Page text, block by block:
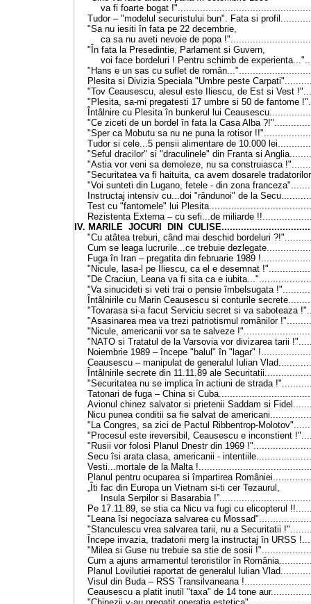
va fi foarte bogat
Tudor –"modelul securistului bun". Fata si
"Sa nu iesiti în fata pe 22 decembrie,
ca sa nu aveti nevoie de popa
"În fata la Presedintie, Parlament si Guvern,
voi face bordeluri ! Pentru schimb de
"Hans e un sas cu suflet de
Plesita si Divizia Speciala "Umbre peste
"Tov Ceausescu, alesul este Iliescu, de Est si Vest
"Plesita, sa-mi pregatesti 17 umbre si 50 de fantome
Întâlnire cu Plesita în bunkerul lui
"Ce ziceti de un bordel în fata la Casa Alba
"Sper ca Mobutu sa nu ne puna la rotisor
Tudor si cele...5 pensii alimentare de 10.000
"Seful dracilor" si "draculinele" din Franta si
"Astia vor veni sa demoleze, nu sa construiasca
"Securitatea va fi haituita, ca avem dosarele
"Voi sunteti din Lugano, fetele - din zona
Instructaj intensiv cu...doi "rândunoi" de la
Test cu "fantomele" lui
Rezistenta Externa –cu sefi...de miliarde
IV. MARILE JOCURI DIN
"Cu atâtea treburi, când mai deschid bordeluri
Cum se leaga lucrurile...ce trebuie
Fuga în Iran –pregatita din februarie 1989
"Nicule, lasa-l pe Iliescu, ca el e desemnat !"
"De Craciun, Leana va fi sita ca e iubita..."
"Va sinucideti si veti trai o pensie îmbelsugata !"
Întâlnirile cu Marin Ceausescu si conturile
"Tovarasa si-a facut Serviciu secret si va saboteaza
"Asasinarea mea va trezi patriotismul românilor !"
"Nicule, americanii vor sa te salveze !"
"NATO si Tratatul de la Varsovia vor divizarea tarii !"
Noiembrie 1989 – începe "balul" în "lagar" !
Ceausescu –manipulat de generalul Iulian
Întâlnirile secrete din 11.11.89 ale Securitatii
"Securitatea nu se implica în actiuni de strada
Tatonari de fuga – China si Cuba...
Avionul chinez salvator si prietenii Saddam si Fidel
Nicu punea conditii sa fie salvat de americani...
"La Congres, sa zici de Pactul Ribbentrop-Molotov"
"Procesul este ireversibil, Ceausescu e inconstient !"
"Rusii vor folosi Planul Dnestr din 1969
Secu îsi arata clasa, americanii - intentiile...
Vesti...mortale de la Malta
Planul pentru ocuparea si împartirea
„Îti fac din Europa un Vietnam si-ti cer Tezaurul,
Insula Serpilor si Basarabia
Pe 17.11.89, se stia ca Nicu va fugi cu elicopterul
"Leana îsi negociaza salvarea cu Mossad"
"Stanculescu vrea salvarea tarii, nu a Securitatii !"
Începe invazia, tradatorii merg la instructaj în URSS !
"Milea si Guse nu trebuie sa stie de sosii !"
Cum a ajuns armamentul teroristilor în România
Planul Lovilutiei raportat de generalul Iulian Vlad
Visul din Buda – RSS Transilvaneana !
Ceausescu a platit inutil "taxa" de 14 tone